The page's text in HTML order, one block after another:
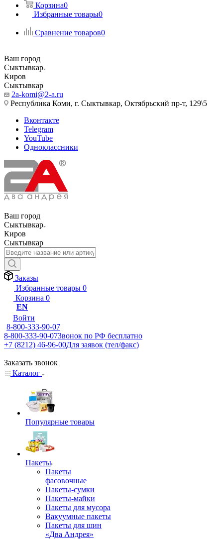
Корзина0
Избранные товары0
Сравнение товаров0
Ваш город
Сыктывкар
Киров
Сыктывкар
2a-komi@2-a.ru
Республика Коми, г. Сыктывкар, Октябрьский пр-т, 129\5
Вконтакте
Telegram
YouTube
Одноклассники
Ваш город
Сыктывкар
Киров
Сыктывкар
Заказы
Избранные товары 0
Корзина 0
EN
Войти
8-800-333-90-07
8-800-333-90-07Звонок по РФ бесплатно
+7 (8212) 46-96-00Для заявок (тел/факс)
Заказать звонок
Каталог
Популярные товары
Пакеты
Пакеты
фасовочные
Пакеты-сумки
Пакеты-майки
Пакеты для мусора
Вакуумные пакеты
Пакеты для шин
«Два Андрея»